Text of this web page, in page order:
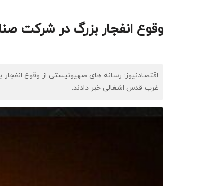
وقوع انفجار بزرگ در شرکت
غرب قدس اشغالی خبر دادند.